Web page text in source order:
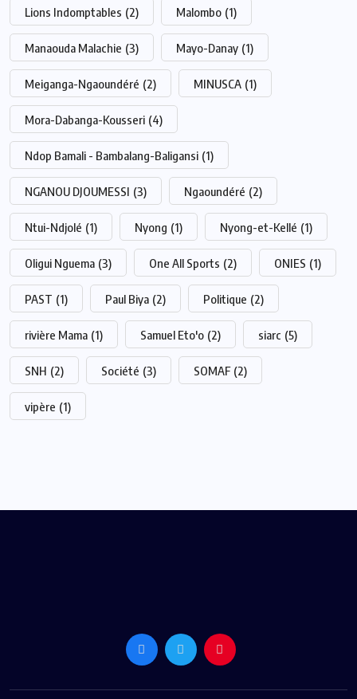
Lions Indomptables (2) Malombo (1)
Manaouda Malachie (3) Mayo-Danay (1)
Meiganga-Ngaoundéré (2) MINUSCA (1)
Mora-Dabanga-Kousseri (4)
Ndop Bamali - Bambalang-Baligansi (1)
NGANOU DJOUMESSI (3) Ngaoundéré (2)
Ntui-Ndjolé (1) Nyong (1) Nyong-et-Kellé (1)
Oligui Nguema (3) One All Sports (2) ONIES (1)
PAST (1) Paul Biya (2) Politique (2)
rivière Mama (1) Samuel Eto'o (2) siarc (5)
SNH (2) Société (3) SOMAF (2)
vipère (1)